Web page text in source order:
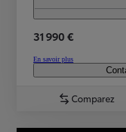
31 990 €
En savoir plus
Comparez